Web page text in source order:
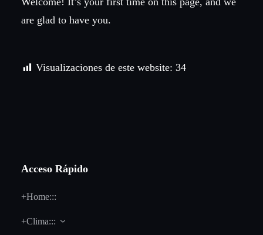
are glad to have you.
Visualizaciones de este website: 34
Acceso Rápido
+Home:::
+Clima:::